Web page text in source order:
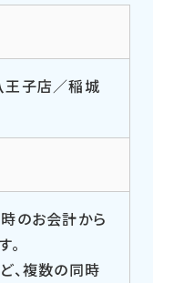
子店／稲城
のお会計から
、複数の同時